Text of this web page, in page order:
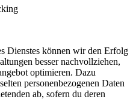
Dienstes können wir den Erfolg
besser nachvollziehen,
optimieren. Dazu
personenbezogenen Daten
ab, sofern du deren